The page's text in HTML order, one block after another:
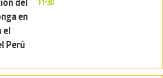
en
el
Perú
11-30